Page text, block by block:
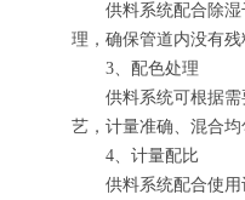
供料系统配合除湿干
理，确保管道内没有
3、配色处理
供料系统可根据需要
艺，计量准确、混合
4、计量配比
供料系统配合使用计